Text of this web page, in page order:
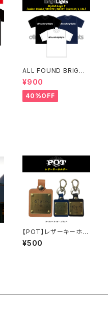
ALL FOUND BRIGHT
LIGTHS スタイリッシュ
ロゴTシャツ
¥900
40%OFF
【POT】レザーキーホル
ダー
¥500